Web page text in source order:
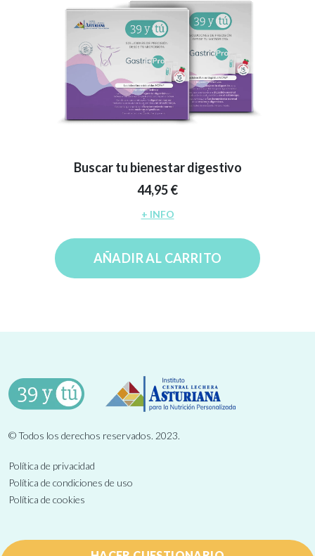
Buscar tu bienestar digestivo
44,95 €
+ INFO
AÑADIR AL CARRITO
© Todos los derechos reservados. 2023.
Política de privacidad
Política de condiciones de uso
Política de cookies